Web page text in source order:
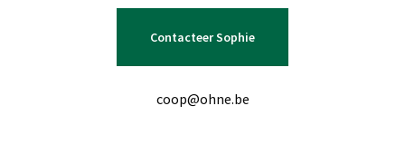
Contacteer Sophie
coop@ohne.be